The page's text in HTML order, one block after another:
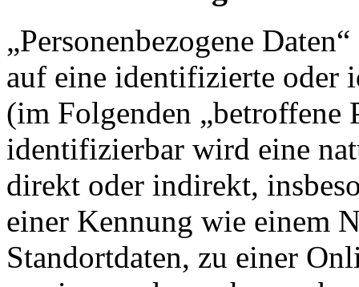
„Personenbezogene
auf eine identifizierte oder
(im Folgenden „betroffene
identifizierbar wird eine
direkt oder indirekt,
einer Kennung wie einem
Standortdaten, zu einer